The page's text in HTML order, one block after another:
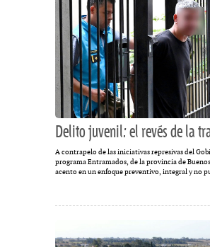
Delito juvenil: el revés de la
A contrapelo de las iniciativas represivas del
programa Entramados, de la provincia de
acento en un enfoque preventivo, integral y no